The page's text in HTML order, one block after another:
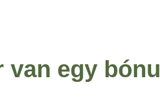
van egy